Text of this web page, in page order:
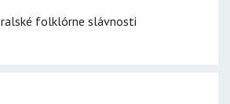
folklórne slávnosti